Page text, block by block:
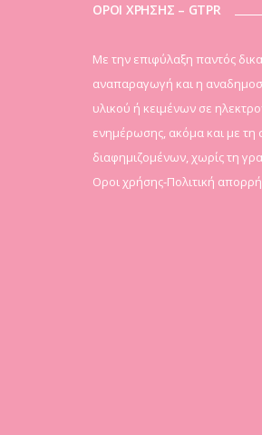
ΟΡΟΙ ΧΡΗΣΗΣ – GTPR
Mε την επιφύλαξη παντός
αναπαραγωγή και η
υλικού ή κειμένων σε
ενημέρωσης, ακόμα και με
διαφημιζομένων, χωρίς τη
Οροι χρήσης-Πολιτική